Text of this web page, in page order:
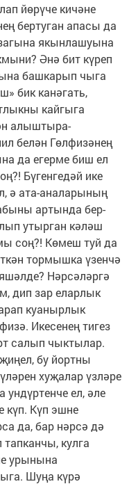
йөрүче кичәне
бертуган апасы да
якынлашуына
Әнә бит күреп
башкарып чыга
бик канәгать,
кайгыга
алыштыра-
белән Гөлфизәнең
да егерме биш ел
Бүгенгедәй ике
ә ата-аналарының
артында бер-
утырган кәләш
соң?! Көмеш туй да
тормышка үзенчә
Нәрсәләргә
дип зар еларлык
куанырлык
Икесенең тигез
салып чыктылар.
бу йортны
хуҗалар үзләре
ундүртенче ел, әле
күп. Күп эшне
да, бар нәрсә дә
кулга
урынына
Шуңа күрә